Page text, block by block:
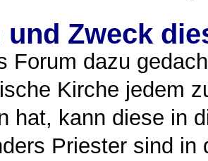
und Zweck
Forum dazu
Kirche jedem
hat, kann diese in
Priester sind in